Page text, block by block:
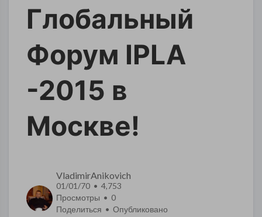
Глобальный
Форум IPLA
-2015 в
Москве!
VladimirAnikovich
01/01/70 • 4,753
Просмотры • 0
Поделиться • Опубликовано